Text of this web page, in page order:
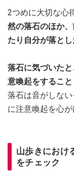
2つめに大切な心
然の落石のほか
たり自分が落と
落石に気づいた
意喚起をすること
落石は音がしな
に注意喚起を心が
山歩きにおけ
をチェック